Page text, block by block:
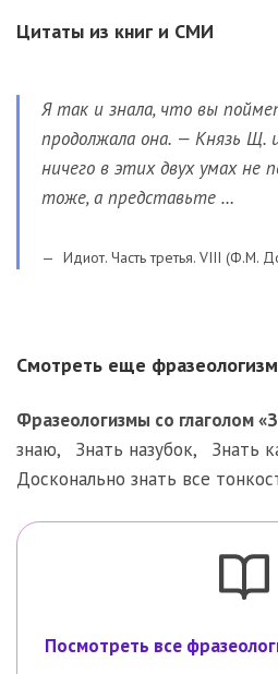
Цитаты из книг и СМИ
Я так и знала, что вы
продолжала она. — Князь Щ.
ничего в этих двух умах не
тоже, а представьте …
Идиот. Часть третья. VIII (Ф.М.
Смотреть еще
Фразеологизмы со глаголом «
знаю, Знать назубок, Знать
Досконально знать все
Посмотреть все